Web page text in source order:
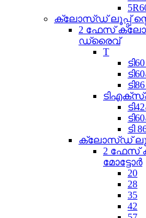
ക്ലോസ്ഡ് ലൂപ്പ്
2 ഫേസ്
ഡ്രൈവ്
T
ടി
ക്ലോസ്ഡ് ലൂപ്പ്
2 ഫേസ്
മോട്ടോർ
20
28
35
42